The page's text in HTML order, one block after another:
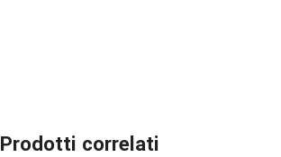
Prodotti correlati